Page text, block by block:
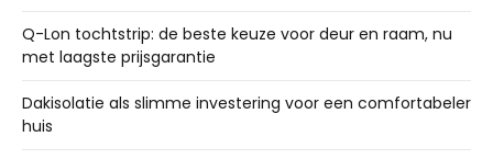
Q-Lon tochtstrip: de beste keuze voor deur en raam, nu
met laagste prijsgarantie
Dakisolatie als slimme investering voor een comfortabeler
huis